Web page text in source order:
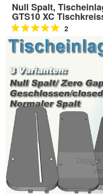
Null Spalt,
GTS10 XC
2
Doppelt